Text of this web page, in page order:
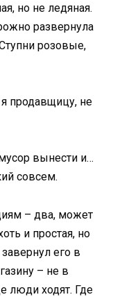
но не ледяная.
развернула
розовые,
продавщицу, не
вынести и…
совсем.
– два, может
и простая, но
его в
– не в
люди ходят. Где